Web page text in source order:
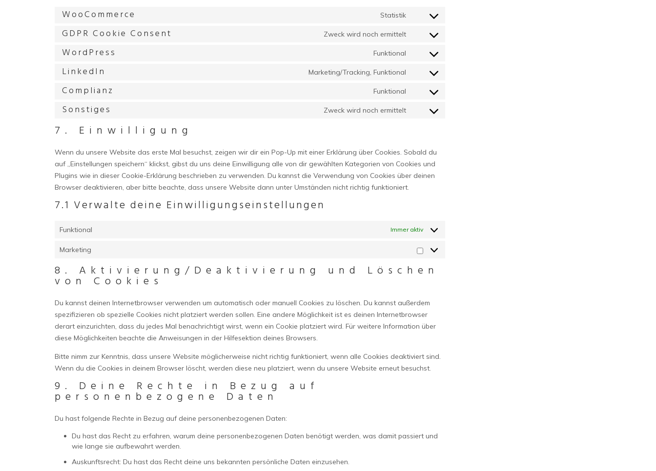
WooCommerce Statistik
Consent
woocommerce
GDPR Cookie Consent Zweck wird noch ermittelt
Consent
cookie-
WordPress Funktional
Consent
wordpress
LinkedIn Marketing/Tracking, Funktional
Consent
linkedin
Complianz Funktional
Consent
Sonstiges Zweck wird noch ermittelt
Consent
sonstiges
7. Einwilligung
Wenn du unsere Website das erste Mal besuchst, zeigen wir dir ein Pop-Up mit einer Erklärung über Cookies. Sobald du
auf „Einstellungen speichern“ klickst, gibst du uns deine Einwilligung alle von dir gewählten Kategorien von Cookies und
Plugins wie in dieser Cookie-Erklärung beschrieben zu verwenden. Du kannst die Verwendung von Cookies über deinen
Browser deaktivieren, aber bitte beachte, dass unsere Website dann unter Umständen nicht richtig funktioniert.
7.1 Verwalte deine Einwilligungseinstellungen
Funktional Immer aktiv
Marketing
Marketing
8. Aktivierung/Deaktivierung und Löschen
von Cookies
Du kannst deinen Internetbrowser verwenden um automatisch oder manuell Cookies zu löschen. Du kannst außerdem
spezifizieren ob spezielle Cookies nicht platziert werden sollen. Eine andere Möglichkeit ist es deinen Internetbrowser
derart einzurichten, dass du jedes Mal benachrichtigt wirst, wenn ein Cookie platziert wird. Für weitere Information über
diese Möglichkeiten beachte die Anweisungen in der Hilfesektion deines Browsers.
Bitte nimm zur Kenntnis, dass unsere Website möglicherweise nicht richtig funktioniert, wenn alle Cookies deaktiviert sind.
Wenn du die Cookies in deinem Browser löscht, werden diese neu platziert, wenn du unsere Website erneut besuchst.
9. Deine Rechte in Bezug auf
personenbezogene Daten
Du hast folgende Rechte in Bezug auf deine personenbezogenen Daten:
Du hast das Recht zu erfahren, warum deine personenbezogenen Daten benötigt werden, was damit passiert und
wie lange sie aufbewahrt werden.
Auskunftsrecht: Du hast das Recht deine uns bekannten persönliche Daten einzusehen.